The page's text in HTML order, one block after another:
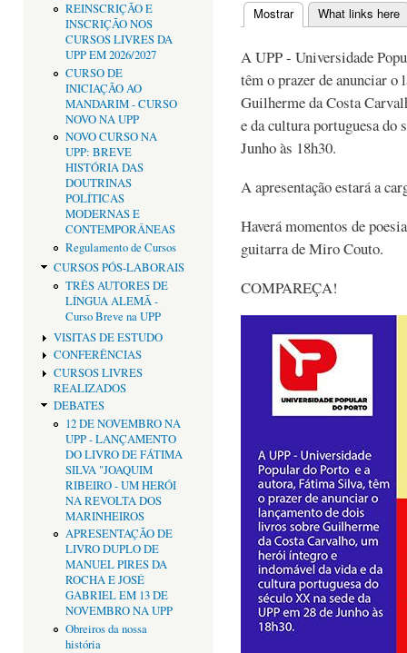
REINSCRIÇÃO E
INSCRIÇÃO NOS
CURSOS LIVRES DA
UPP EM 2026/2027
CURSO DE
INICIAÇÃO AO
MANDARIM - CURSO
NOVO NA UPP
NOVO CURSO NA
UPP: BREVE
HISTÓRIA DAS
DOUTRINAS
POLÍTICAS
MODERNAS E
CONTEMPORÂNEAS
Regulamento de Cursos
CURSOS PÓS-LABORAIS
TRÊS AUTORES DE
LÍNGUA ALEMÃ -
Curso Breve na UPP
VISITAS DE ESTUDO
CONFERÊNCIAS
CURSOS LIVRES
REALIZADOS
DEBATES
12 DE NOVEMBRO NA
UPP - LANÇAMENTO
DO LIVRO DE FÁTIMA
SILVA "JOAQUIM
RIBEIRO - UM HERÓI
NA REVOLTA DOS
MARINHEIROS
APRESENTAÇÃO DE
LIVRO DUPLO DE
MANUEL PIRES DA
ROCHA E JOSÉ
GABRIEL EM 13 DE
NOVEMBRO NA UPP
Obreiros da nossa
história
Separadores
Mostrar(separador ativo)
What links here
A UPP - Universidade
têm o prazer de anunciar
Guilherme da Costa
e da cultura portuguesa do
Junho às 18h30.
A apresentação estará a
Haverá momentos de
guitarra de Miro Couto.
COMPAREÇA!